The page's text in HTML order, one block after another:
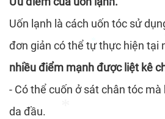
*
Uốn lạnh là cách uốn tóc sử
đơn giản có thể tự thực hiện tại
nhiều điểm mạnh được liệt kê
- Có thể cuốn ở sát chân tóc
da đầu.